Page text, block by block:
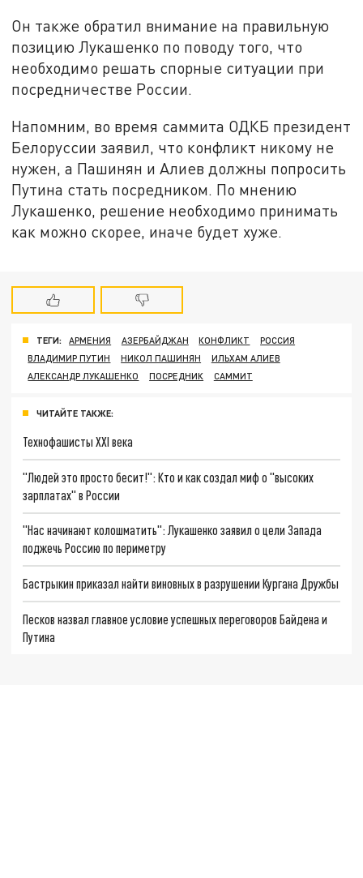
Он также обратил внимание на правильную
позицию Лукашенко по поводу того, что
необходимо решать спорные ситуации при
посредничестве России.
Напомним, во время саммита ОДКБ президент
Белоруссии заявил, что конфликт никому не
нужен, а Пашинян и Алиев должны попросить
Путина стать посредником. По мнению
Лукашенко, решение необходимо принимать
как можно скорее, иначе будет хуже.
ТЕГИ: АРМЕНИЯ АЗЕРБАЙДЖАН КОНФЛИКТ
РОССИЯ
ВЛАДИМИР ПУТИН
НИКОЛ ПАШИНЯН
ИЛЬХАМ АЛИЕВ
АЛЕКСАНДР ЛУКАШЕНКО
ПОСРЕДНИК САММИТ
ЧИТАЙТЕ ТАКЖЕ:
Технофашисты XXI века
"Людей это просто бесит!": Кто и как создал миф о "высоких
зарплатах" в России
"Нас начинают колошматить": Лукашенко заявил о цели Запада
поджечь Россию по периметру
Бастрыкин приказал найти виновных в разрушении Кургана Дружбы
Песков назвал главное условие успешных переговоров Байдена и
Путина